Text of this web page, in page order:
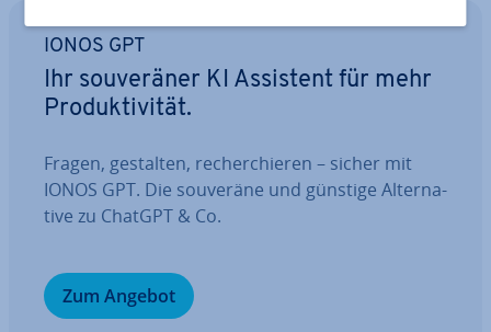
IONOS GPT
Ihr sou­ve­rä­ner KI Assistent für mehr
Pro­duk­ti­vi­tät.
Fragen, gestalten, re­cher­chie­ren – sicher mit
IONOS GPT. Die souveräne und günstige Al­ter­na­
ti­ve zu ChatGPT & Co.
Zum Angebot